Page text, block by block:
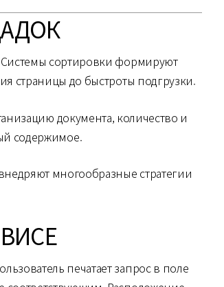
Системы сортировки формируют
страницы до быстроты подгрузки.
документа, количество и
содержимое.
многообразные стратегии
печатает запрос в поле